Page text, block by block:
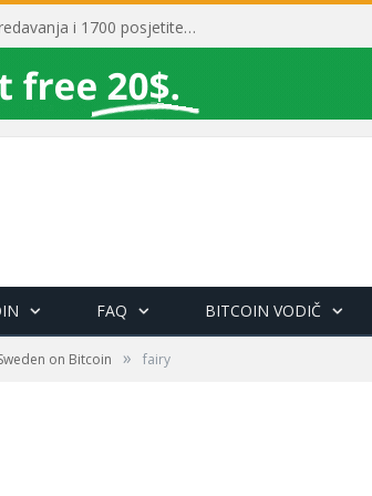
Toni Milun postao “milijarder”! Vrhunska predavanja i 1700 posjetitelja obilježili su mjesec financijske pismenosti
FAQ BITCOIN VODIČ
on Bitcoin » fairy